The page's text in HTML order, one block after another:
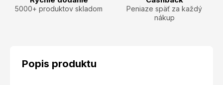
5000+ produktov skladom
Peniaze späť za každý
nákup
Popis produktu